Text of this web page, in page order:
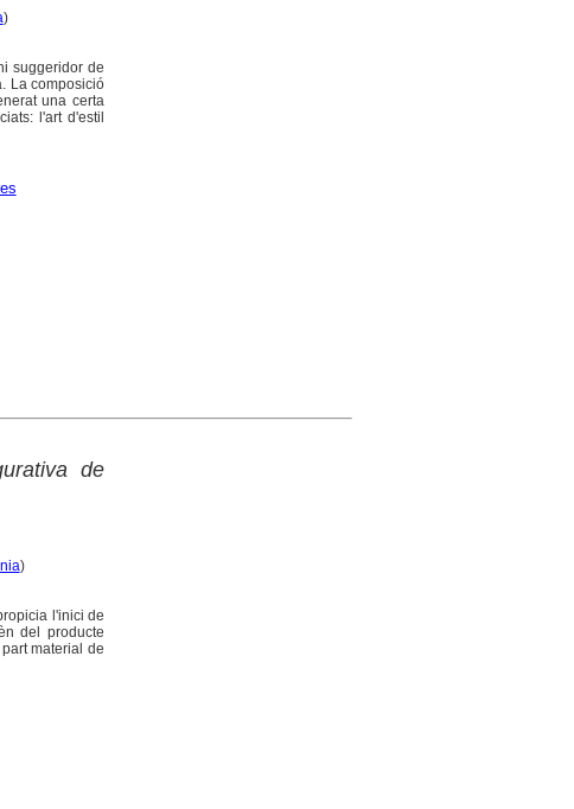
)
suggeridor de
La composició
una certa
l'art d'estil
de
)
l'inici de
del producte
material de